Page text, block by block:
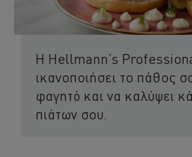
Η Hellmann’s
ικανοποιήσει το πάθος
φαγητό και να καλύψει
πιάτων σου.